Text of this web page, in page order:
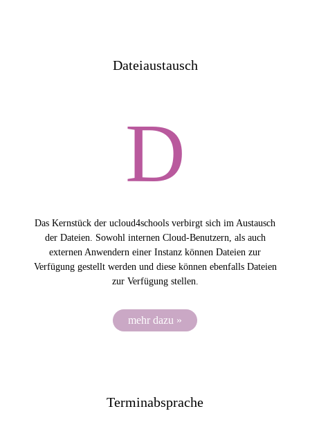
Dateiaustausch
Das Kernstück der ucloud4schools verbirgt sich im Austausch
der Dateien. Sowohl internen Cloud-Benutzern, als auch
externen Anwendern einer Instanz können Dateien zur
Verfügung gestellt werden und diese können ebenfalls Dateien
zur Verfügung stellen.
mehr dazu »
Terminabsprache